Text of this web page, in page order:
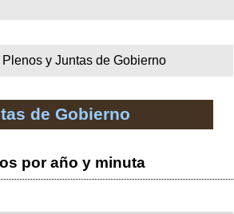
Plenos y Juntas de Gobierno
de Gobierno
por año y minuta